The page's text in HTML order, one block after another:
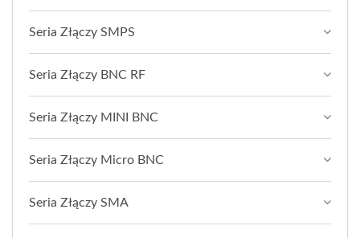
Seria Złączy SMPS
Seria Złączy BNC RF
Seria Złączy MINI BNC
Seria Złączy Micro BNC
Seria Złączy SMA